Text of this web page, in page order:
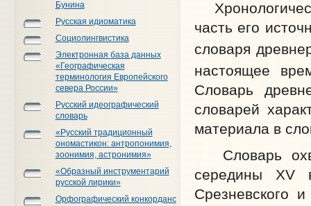
Бунина
Русская идиоматика
Социолингвистика
Электронная база данных
«Географическая
терминология Европейского
севера России»
Русский идеографический
словарь
«Русский традиционный
ономастикон: антропонимия,
зоонимия, астронимия»
«Образный инструментарий
русской лирики»
Орфографический конкорданс
часть его
словаря
настоящее
Словарь
словарей
материала в
Словарь
середины XV
Срезневского